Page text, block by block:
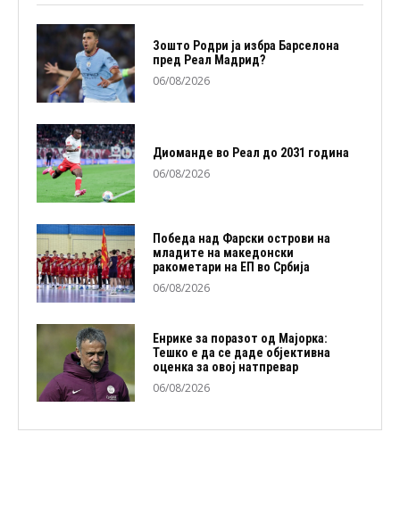
Зошто Родри ја избра Барселона
пред Реал Мадрид?
06/08/2026
Диоманде во Реал до 2031 година
06/08/2026
Победа над Фарски острови на
младите на македонски
ракометари на ЕП во Србија
06/08/2026
Енрике за поразот од Мајорка:
Тешко е да се даде објективна
оценка за овој натпревар
06/08/2026